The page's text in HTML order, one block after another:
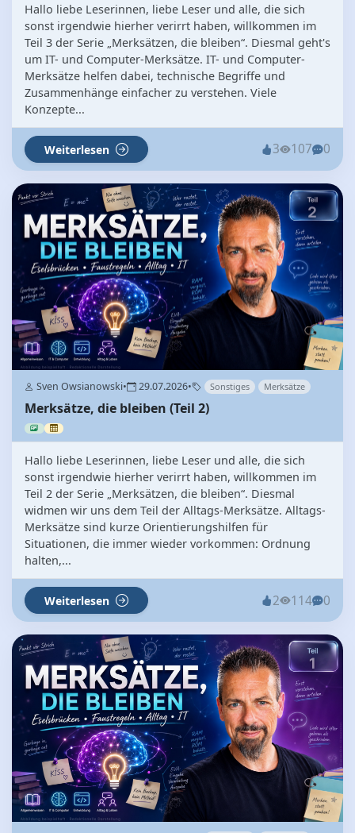
Hallo liebe Leserinnen, liebe Leser und alle, die sich
sonst irgendwie hierher verirrt haben, willkommen im
Teil 3 der Serie „Merksätzen, die bleiben“. Diesmal geht's
um IT- und Computer-Merksätze. IT- und Computer-
Merksätze helfen dabei, technische Begriffe und
Zusammenhänge einfacher zu verstehen. Viele
Konzepte...
Weiterlesen 3 107 0
Sven Owsianowski• 29.07.2026• Sonstiges Merksätze
Merksätze, die bleiben (Teil 2)
Hallo liebe Leserinnen, liebe Leser und alle, die sich
sonst irgendwie hierher verirrt haben, willkommen im
Teil 2 der Serie „Merksätzen, die bleiben“. Diesmal
widmen wir uns dem Teil der Alltags-Merksätze. Alltags-
Merksätze sind kurze Orientierungshilfen für
Situationen, die immer wieder vorkommen: Ordnung
halten,...
Weiterlesen 2 114 0